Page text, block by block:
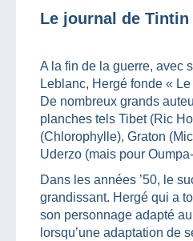
Le journal de Tintin
A la fin de la guerre, avec
Leblanc, Hergé fonde «
De nombreux grands
planches tels Tibet (Ric
(Chlorophylle), Graton
Uderzo (mais pour
Dans les années ’50, le
grandissant. Hergé qui a
son personnage adapté
lorsqu’une adaptation de